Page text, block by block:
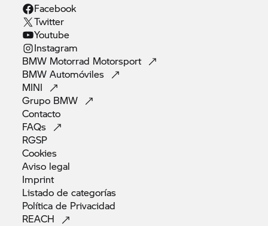
Facebook
Twitter
Youtube
Instagram
BMW Motorrad Motorsport
BMWAutomóviles
MINI
Grupo BMW
Contacto
FAQs
RGSP
Cookies
Aviso legal
Imprint
Listado decategorías
Política de Privacidad
REACH